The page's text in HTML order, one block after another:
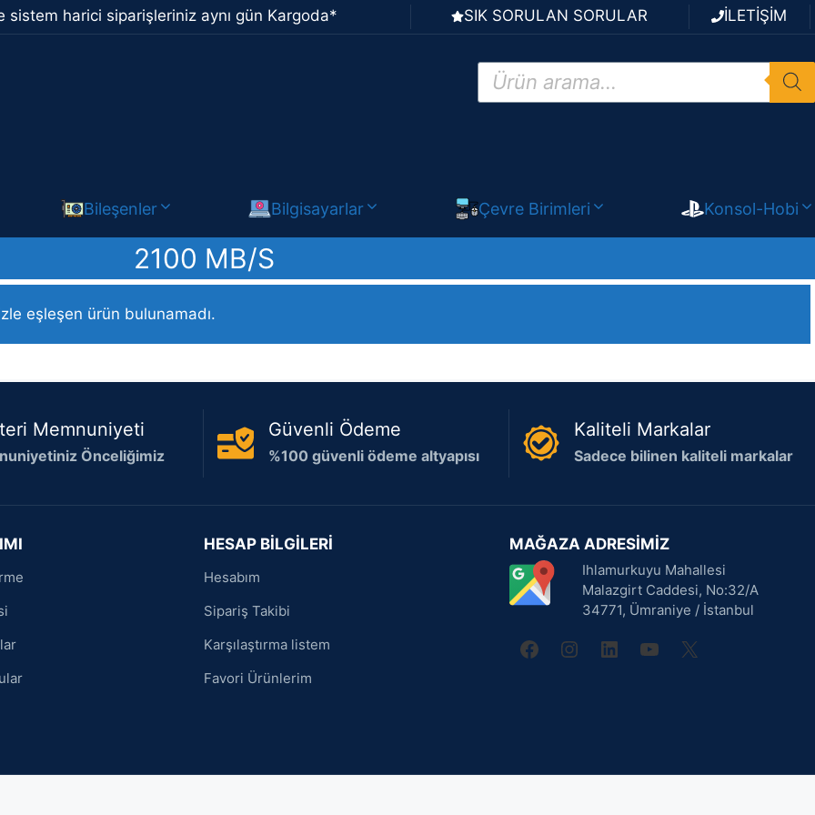
harici siparişleriniz aynı gün Kargoda* SIK SORULAN SORULAR İLETİŞİM
Products
search
Bileşenler Bilgisayarlar Çevre Birimleri Konsol-Hobi
2100 MB/S
eşleşen ürün bulunamadı.
Memnuniyeti
Önceliğimiz
Güvenli Ödeme
%100 güvenli ödeme altyapısı
Kaliteli Markalar
Sadece bilinen kaliteli markalar
HESAP BİLGİLERİ
Hesabım
Sipariş Takibi
Karşılaştırma listem
Favori Ürünlerim
MAĞAZA ADRESİMİZ
Ihlamurkuyu Mahallesi
Malazgirt Caddesi, No:32/A
34771, Ümraniye / İstanbul
facebook
instagram
linkedinyoutube
X